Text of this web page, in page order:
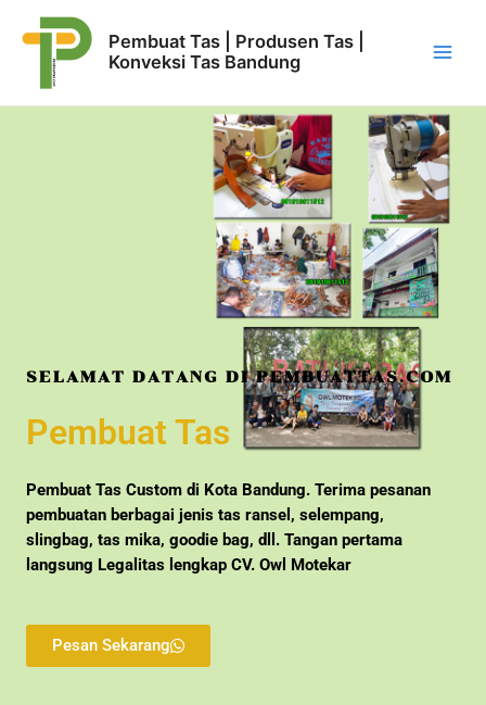
Pembuat Tas | Produsen Tas |
Konveksi Tas Bandung
SELAMAT DATANG DI PEMBUATTAS.COM
Pembuat Tas
Pembuat Tas Custom di Kota Bandung. Terima pesanan
pembuatan berbagai jenis tas ransel, selempang,
slingbag, tas mika, goodie bag, dll. Tangan pertama
langsung Legalitas lengkap CV. Owl Motekar
Pesan Sekarang